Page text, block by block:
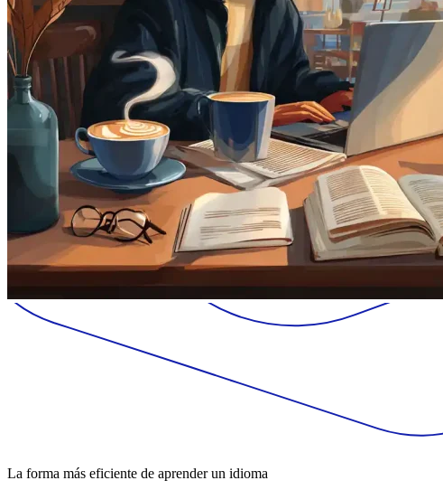
La forma más eficiente de aprender un idioma